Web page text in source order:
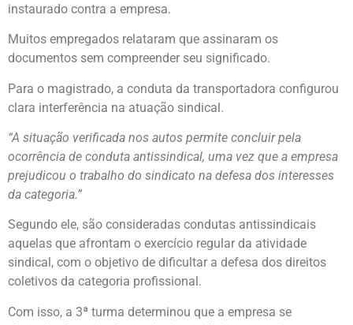
instaurado contra a empresa.
Muitos empregados relataram que assinaram os
documentos sem compreender seu significado.
Para o magistrado, a conduta da transportadora configurou
clara interferência na atuação sindical.
“A situação verificada nos autos permite concluir pela
ocorrência de conduta antissindical, uma vez que a empresa
prejudicou o trabalho do sindicato na defesa dos interesses
da categoria.”
Segundo ele, são consideradas condutas antissindicais
aquelas que afrontam o exercício regular da atividade
sindical, com o objetivo de dificultar a defesa dos direitos
coletivos da categoria profissional.
Com isso, a 3ª turma determinou que a empresa se